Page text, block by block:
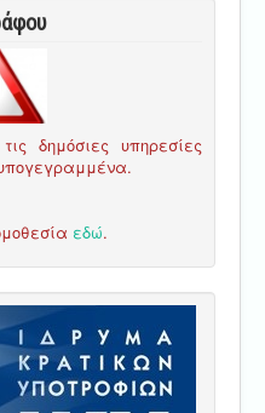
δημόσιες υπηρεσίες
εδώ.